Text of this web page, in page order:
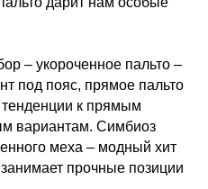
– укороченное пальто –
под пояс, прямое пальто
к прямым
вариантам. Симбиоз
меха – модный хит
прочные позиции